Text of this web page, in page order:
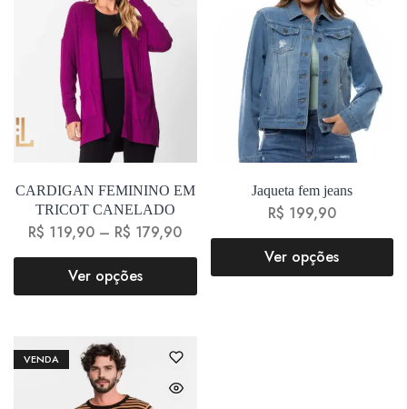
CARDIGAN FEMININO EM
TRICOT CANELADO
R$ 119,90 – R$ 179,90
Ver opções
Jaqueta fem jeans
R$ 199,90
Ver opções
VENDA